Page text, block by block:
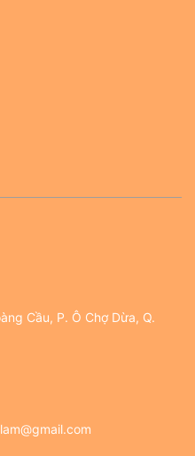
Cầu, P. Ô Chợ Dừa, Q.